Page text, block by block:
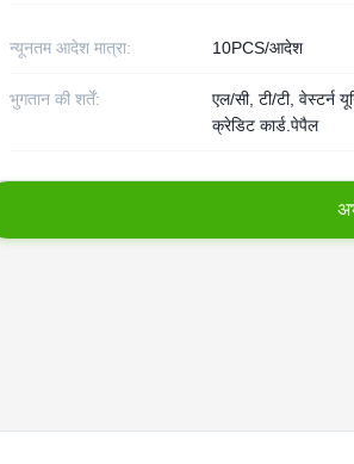
न्यूनतम आदेश मात्रा: 10PCS/आदेश
भुगतान की शर्तें:
एल/सी, टी/टी, वेस्टर्न
क्रेडिट कार्ड.पेपैल
अ